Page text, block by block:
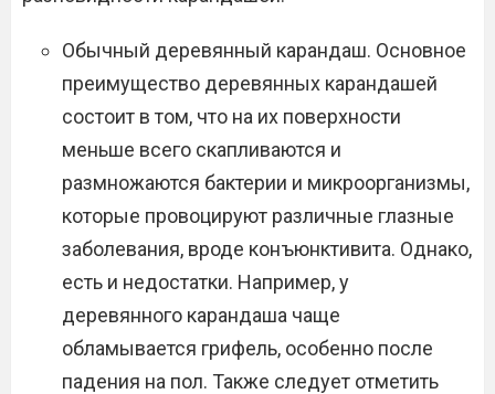
Обычный деревянный карандаш. Основное
преимущество деревянных карандашей
состоит в том, что на их поверхности
меньше всего скапливаются и
размножаются бактерии и микроорганизмы,
которые провоцируют различные глазные
заболевания, вроде конъюнктивита. Однако,
есть и недостатки. Например, у
деревянного карандаша чаще
обламывается грифель, особенно после
падения на пол. Также следует отметить